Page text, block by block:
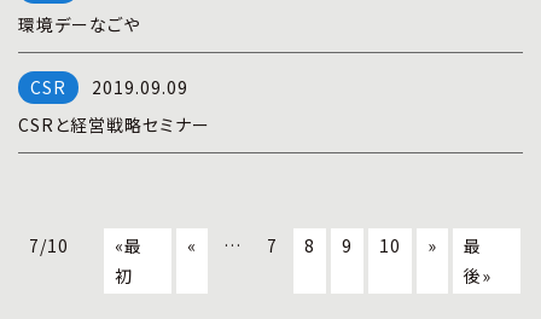
環境デーなごや
2019.09.09
CSRと経営戦略セミナー
7/10
«最
初
« … 7 8 9 10 »
最
後»